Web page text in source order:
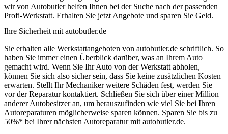
wir von Autobutler helfen Ihnen bei der Suche nach der passenden
Profi-Werkstatt. Erhalten Sie jetzt Angebote und sparen Sie Geld.
Ihre Sicherheit mit autobutler.de
Sie erhalten alle Werkstattangeboten von autobutler.de schriftlich. So
haben Sie immer einen Überblick darüber, was an Ihrem Auto
gemacht wird. Wenn Sie Ihr Auto von der Werkstatt abholen,
können Sie sich also sicher sein, dass Sie keine zusätzlichen Kosten
erwarten. Stellt Ihr Mechaniker weitere Schäden fest, werden Sie
vor der Reparatur kontaktiert. Schließen Sie sich über einer Million
anderer Autobesitzer an, um herauszufinden wie viel Sie bei Ihren
Autoreparaturen möglicherweise sparen können. Sparen Sie bis zu
50%* bei Ihrer nächsten Autoreparatur mit autobutler.de.